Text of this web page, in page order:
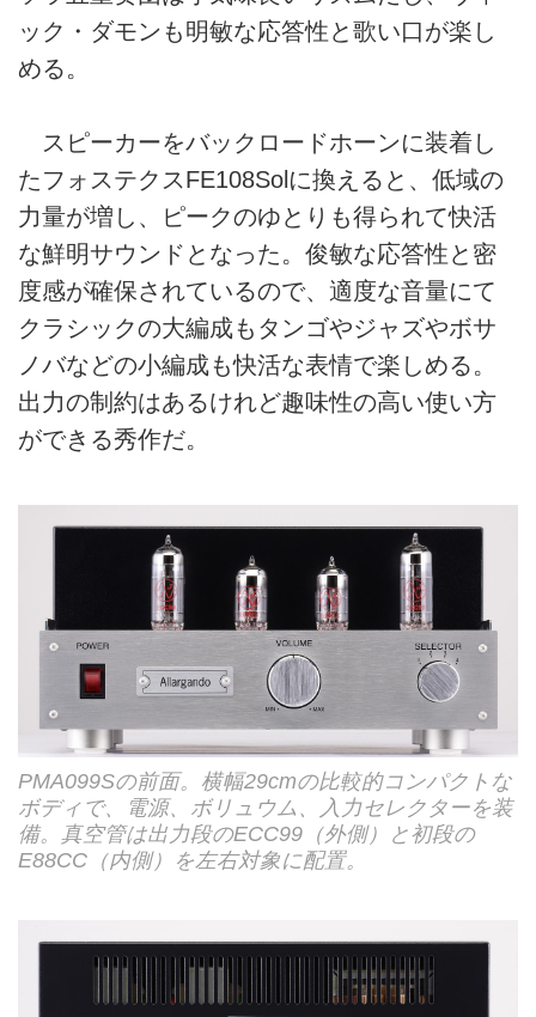
ック・ダモンも明敏な応答性と歌い口が楽し
める。
スピーカーをバックロードホーンに装着し
たフォステクスFE108Solに換えると、低域の
力量が増し、ピークのゆとりも得られて快活
な鮮明サウンドとなった。俊敏な応答性と密
度感が確保されているので、適度な音量にて
クラシックの大編成もタンゴやジャズやボサ
ノバなどの小編成も快活な表情で楽しめる。
出力の制約はあるけれど趣味性の高い使い方
ができる秀作だ。
PMA099Sの前面。横幅29cmの比較的コンパクトな
ボディで、電源、ボリュウム、入力セレクターを装
備。真空管は出力段のECC99（外側）と初段の
E88CC（内側）を左右対象に配置。